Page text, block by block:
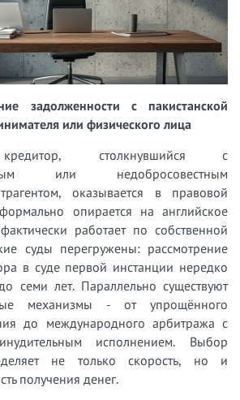
задолженности с пакистанской
или физического лица
столкнувшийся с
или недобросовестным
оказывается в правовой
опирается на английское
работает по собственной
суды перегружены: рассмотрение
в суде первой инстанции нередко
семи лет. Параллельно существуют
механизмы - от упрощённого
до международного арбитража с
исполнением. Выбор
не только скорость, но и
получения денег.